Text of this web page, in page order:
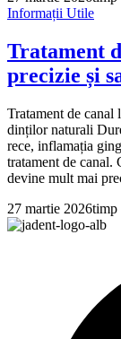
Informații Utile
Tratament
precizie și
Tratament de canal
dinților naturali
rece, inflamația
tratament de canal.
devine mult mai
27 martie 2026timp